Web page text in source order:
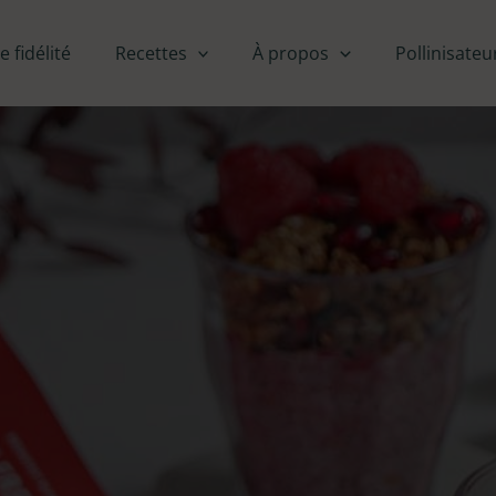
fidélité Recettes À propos